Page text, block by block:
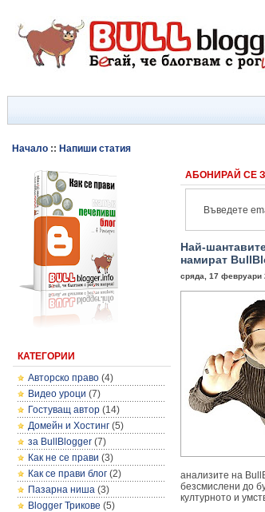
Начало :: Напиши статия
КАТЕГОРИИ
Авторско право (4)
Видео уроци (7)
Гостуващ автор (14)
Домейн и Хостинг (5)
за BullBlogger (7)
Как не се прави (3)
Как се прави блог (2)
Пазарна ниша (3)
Blogger Трикове (5)
АБОНИРАЙ СЕ
Въведете
Най-
намират
сряда, 17 февруари
анализите на
безсмислени до
културното и